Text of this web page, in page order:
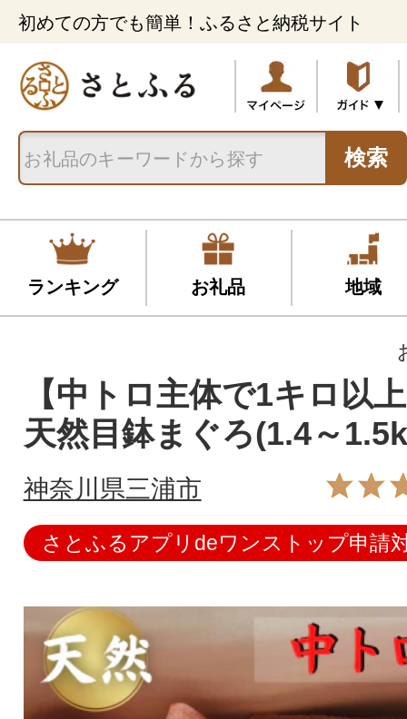
初めての方でも簡単！ふるさと納税サイト
検索
ランキング お礼品 地域
【中トロ主体で1キロ以
天然目鉢まぐろ(1.4～
神奈川県三浦市
さとふるアプリdeワンストップ申請